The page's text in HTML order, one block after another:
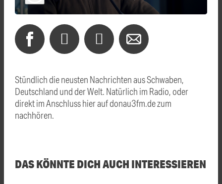
Stündlich die neusten Nachrichten aus Schwaben,
Deutschland und der Welt. Natürlich im Radio, oder
direkt im Anschluss hier auf donau3fm.de zum
nachhören.
DAS KÖNNTE DICH AUCH INTERESSIEREN